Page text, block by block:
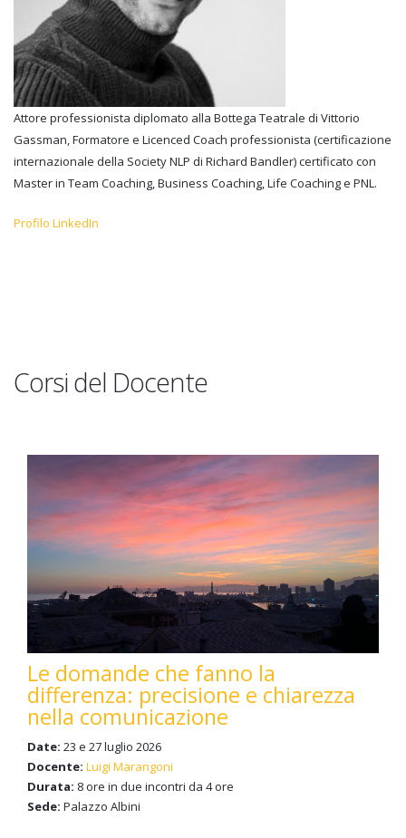
Attore professionista diplomato alla Bottega Teatrale di Vittorio
Gassman, Formatore e Licenced Coach professionista (certificazione
internazionale della Society NLP di Richard Bandler) certificato con
Master in Team Coaching, Business Coaching, Life Coaching e PNL.
Profilo LinkedIn
Corsi del Docente
Le domande che fanno la
differenza: precisione e chiarezza
nella comunicazione
Date: 23 e 27 luglio 2026
Docente: Luigi Marangoni
Durata: 8 ore in due incontri da 4 ore
Sede: Palazzo Albini